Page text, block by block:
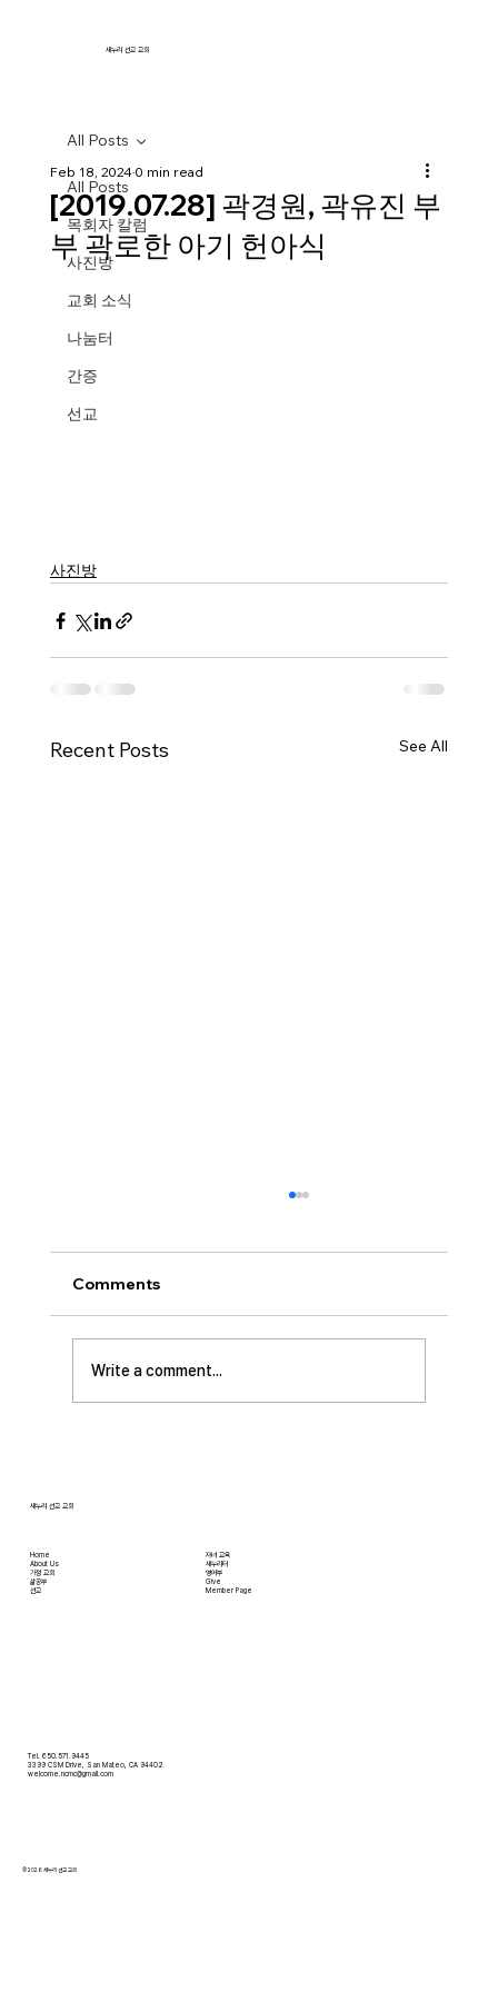
새누리 선교 교회
All Posts
목회자 칼럼
사진방
교회 소식
나눔터
간증
선교
All Posts
[2019.07.28] 곽경원, 곽유진 부
부 곽로한 아기 헌아식
Feb 18, 20240 min read
사진방
Recent Posts See All
Comments
Write a comment...
Home
About Us
​가정 교회
​삶공부
​선교
자녀 교육
새누리터
영어부
Give
Member Page
Tel. 650.571.9445
3399 CSM Drive, San Mateo, CA 94402
welcome.ncmc@gmail.com
© 2026 새누리 선교 교회
새누리 선교 교회